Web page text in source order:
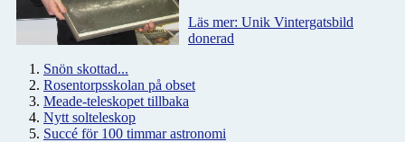
Läs mer: Unik Vintergatsbild
donerad
Snön skottad...
Rosentorpsskolan på obset
Meade-teleskopet tillbaka
Nytt solteleskop
Succé för 100 timmar astronomi